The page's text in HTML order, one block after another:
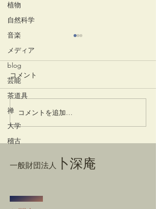
植物
自然科学
音楽
メディア
blog
芸能
茶道具
禅
大学
稽古
竹蒔絵溜棗
コメント
コメントを追加…
一般財団法人 卜深庵